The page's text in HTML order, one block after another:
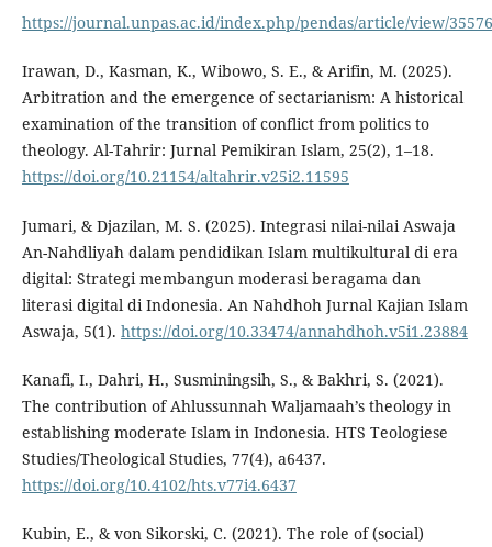
https://journal.unpas.ac.id/index.php/pendas/article/view/35576
Irawan, D., Kasman, K., Wibowo, S. E., & Arifin, M. (2025).
Arbitration and the emergence of sectarianism: A historical
examination of the transition of conflict from politics to
theology. Al-Tahrir: Jurnal Pemikiran Islam, 25(2), 1–18.
https://doi.org/10.21154/altahrir.v25i2.11595
Jumari, & Djazilan, M. S. (2025). Integrasi nilai-nilai Aswaja
An-Nahdliyah dalam pendidikan Islam multikultural di era
digital: Strategi membangun moderasi beragama dan
literasi digital di Indonesia. An Nahdhoh Jurnal Kajian Islam
Aswaja, 5(1). https://doi.org/10.33474/annahdhoh.v5i1.23884
Kanafi, I., Dahri, H., Susminingsih, S., & Bakhri, S. (2021).
The contribution of Ahlussunnah Waljamaah’s theology in
establishing moderate Islam in Indonesia. HTS Teologiese
Studies/Theological Studies, 77(4), a6437.
https://doi.org/10.4102/hts.v77i4.6437
Kubin, E., & von Sikorski, C. (2021). The role of (social)